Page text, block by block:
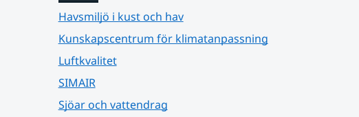
Havsmiljö i kust och hav
Kunskapscentrum för klimatanpassning
Luftkvalitet
SIMAIR
Sjöar och vattendrag